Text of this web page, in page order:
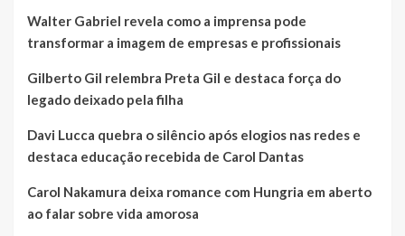
Walter Gabriel revela como a imprensa pode
transformar a imagem de empresas e profissionais
Gilberto Gil relembra Preta Gil e destaca força do
legado deixado pela filha
Davi Lucca quebra o silêncio após elogios nas redes e
destaca educação recebida de Carol Dantas
Carol Nakamura deixa romance com Hungria em aberto
ao falar sobre vida amorosa